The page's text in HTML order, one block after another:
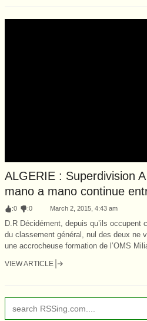
ALGERIE : Superdivision
mano a mano continue
:0 :0 March 2, 2015, 4:43 am
D.R Décidément, depuis qu’ils occupent
du classement général, nul des deux ne
une accrocheuse formation de l’OMS
VIEW ARTICLE